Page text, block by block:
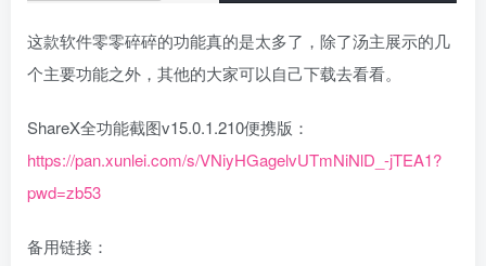
这款软件零零碎碎的功能真的是太多了，除了汤主展示的几
个主要功能之外，其他的大家可以自己下载去看看。
ShareX全功能截图v15.0.1.210便携版：
https://pan.xunlei.com/s/VNiyHGagelvUTmNiNlD_-jTEA1?
pwd=zb53
备用链接：